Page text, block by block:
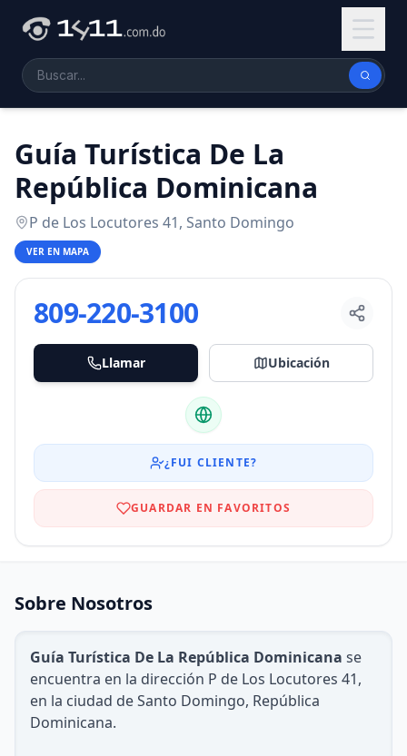
Guía Turística De La
República Dominicana
P de Los Locutores 41, Santo Domingo
VER EN MAPA
809-220-3100
Llamar Ubicación
¿FUI CLIENTE?
GUARDAR EN FAVORITOS
Sobre Nosotros
Guía Turística De La República Dominicana se
encuentra en la dirección P de Los Locutores 41,
en la ciudad de Santo Domingo, República
Dominicana.